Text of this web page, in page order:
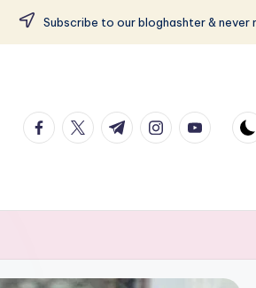
Subscribe to our bloghashter & never
facebook.com
twitter.com
t.me instagram.com